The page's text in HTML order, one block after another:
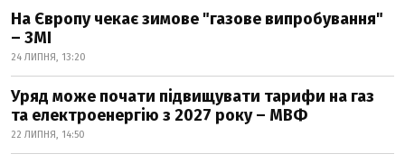
На Європу чекає зимове "газове випробування"
– ЗМІ
24 ЛИПНЯ, 13:20
Уряд може почати підвищувати тарифи на газ
та електроенергію з 2027 року – МВФ
22 ЛИПНЯ, 14:50